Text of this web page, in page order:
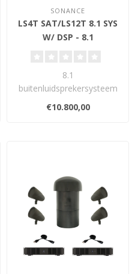
SONANCE
LS4T SAT/LS12T 8.1 SYS
W/ DSP - 8.1
8.1
buitenluidsprekersysteem
met 8 Sonance LS4T
satellieten, 1 LS12T in-
€10.800,00